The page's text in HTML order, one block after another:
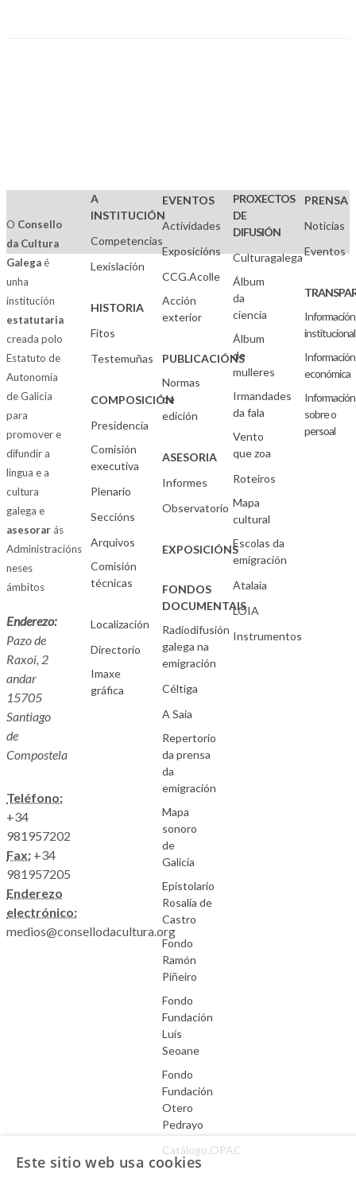
O Consello
da Cultura
Galegaé
unha
institución
estatutaria
creada polo
Estatuto de
Autonomía
de Galicia
para
promover e
difundir a
lingua e a
cultura
galega e
asesorarás
Administracións
neses
ámbitos
Enderezo:
Pazo de
Raxoi, 2
andar
15705
Santiago
de
Compostela
Teléfono:
+34
981957202
Fax: +34
981957205
Enderezo
electrónico:
medios@consellodacultura.org
A
INSTITUCIÓN
Competencias
Lexislación
HISTORIA
Fitos
Testemuñas
COMPOSICIÓN
Presidencia
Comisión
executiva
Plenario
Seccións
Arquivos
Comisión
técnicas
Localización
Directorio
Imaxe
gráfica
EVENTOS
Actividades
Exposicións
CCG.Acolle
Acción
exterior
PUBLICACIÓNS
Normas
de
edición
ASESORIA
Informes
Observatorio
EXPOSICIÓNS
FONDOS
DOCUMENTAIS
Radiodifusión
galega na
emigración
Céltiga
A Saia
Repertorio
da prensa
da
emigración
Mapa
sonoro
de
Galicia
Epistolario
Rosalía de
Castro
Fondo
Ramón
Piñeiro
Fondo
Fundación
Luís
Seoane
Fondo
Fundación
Otero
Pedrayo
Catálogo.OPAC
PROXECTOS
DE
DIFUSIÓN
Culturagalega
Álbum
da
ciencia
Álbum
de
mulleres
Irmandades
da fala
Vento
que zoa
Roteiros
Mapa
cultural
Escolas da
emigración
Atalaia
LOIA
Instrumentos
PRENSA
Noticias
Eventos
Información
institucional
Información
económica
Información
sobre o
persoal
Este sitio web usa cookies